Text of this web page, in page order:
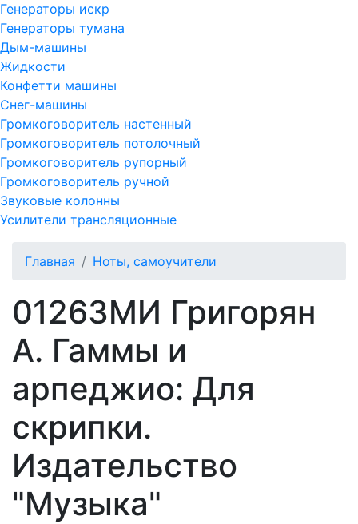
Генераторы искр
Генераторы тумана
Дым-машины
Жидкости
Конфетти машины
Снег-машины
Громкоговоритель настенный
Громкоговоритель потолочный
Громкоговоритель рупорный
Громкоговоритель ручной
Звуковые колонны
Усилители трансляционные
Главная Ноты, самоучители
01263МИ Григорян
А. Гаммы и
арпеджио: Для
скрипки.
Издательство
"Музыка"